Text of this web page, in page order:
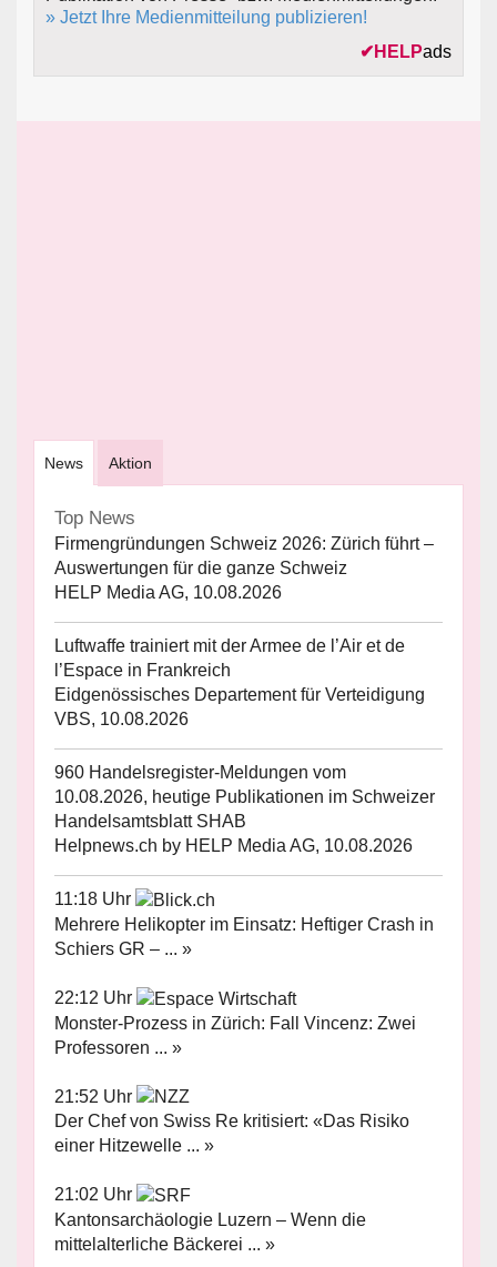
» Jetzt Ihre Medienmitteilung publizieren!
✔ HELPads
News Aktion
Top News
Firmengründungen Schweiz 2026: Zürich führt –
Auswertungen für die ganze Schweiz
HELP Media AG, 10.08.2026
Luftwaffe trainiert mit der Armee de l’Air et de
l’Espace in Frankreich
Eidgenössisches Departement für Verteidigung
VBS, 10.08.2026
960 Handelsregister-Meldungen vom
10.08.2026, heutige Publikationen im Schweizer
Handelsamtsblatt SHAB
Helpnews.ch by HELP Media AG, 10.08.2026
11:18 Uhr
Mehrere Helikopter im Einsatz: Heftiger Crash in
Schiers GR – ... »
22:12 Uhr
Monster-Prozess in Zürich: Fall Vincenz: Zwei
Professoren ... »
21:52 Uhr
Der Chef von Swiss Re kritisiert: «Das Risiko
einer Hitzewelle ... »
21:02 Uhr
Kantonsarchäologie Luzern – Wenn die
mittelalterliche Bäckerei ... »